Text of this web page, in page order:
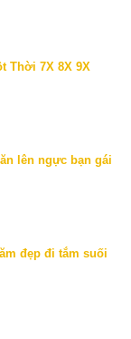
Thời 7X 8X 9X
lên ngực bạn gái
đẹp đi tắm suối